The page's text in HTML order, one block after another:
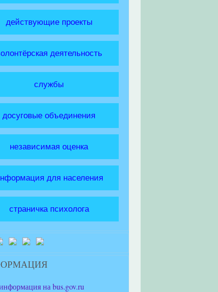
действующие проекты
деятельность
службы
досуговые объединения
независимая оценка
для населения
страничка психолога
на bus.gov.ru